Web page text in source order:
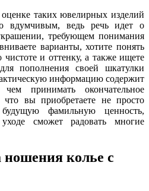
таких ювелирных изделий
вдумчивым, ведь речь идет о
требующем понимания
варианты, хотите понять
и оттенку, а также ищете
пополнения своей шкатулки
информацию содержит
принимать окончательное
что вы приобретаете не просто
фамильную ценность,
сможет радовать многие
колье с